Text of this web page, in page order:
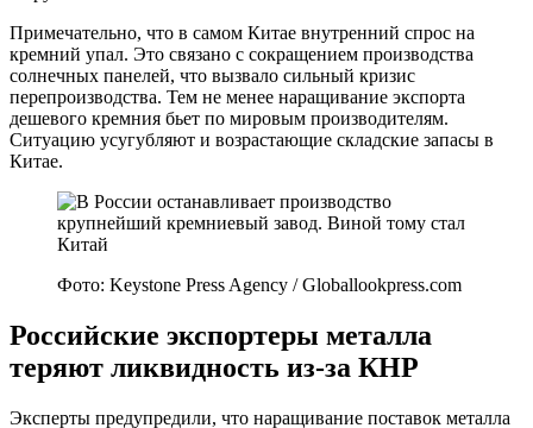
Примечательно, что в самом Китае внутренний спрос на
кремний упал. Это связано с сокращением производства
солнечных панелей, что вызвало сильный кризис
перепроизводства. Тем не менее наращивание экспорта
дешевого кремния бьет по мировым производителям.
Ситуацию усугубляют и возрастающие складские запасы в
Китае.
Фото: Keystone Press Agency / Globallookpress.com
Российские экспортеры металла
теряют ликвидность из-за КНР
Эксперты предупредили, что наращивание поставок металла